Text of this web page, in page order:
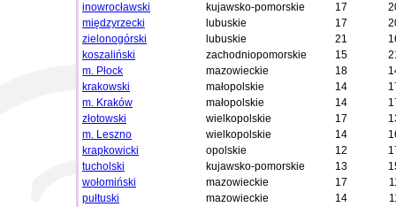
inowrocławski
kujawsko-pomorskie 17
międzyrzecki
lubuskie 17
zielonogórski
lubuskie 21
koszaliński
zachodniopomorskie 15
m. Płock
mazowieckie 18
krakowski
małopolskie 14
m. Kraków
małopolskie 14
złotowski
wielkopolskie 17
m. Leszno
wielkopolskie 14
krapkowicki
opolskie 12
tucholski
kujawsko-pomorskie 13
wołomiński
mazowieckie 17
pułtuski
mazowieckie 14